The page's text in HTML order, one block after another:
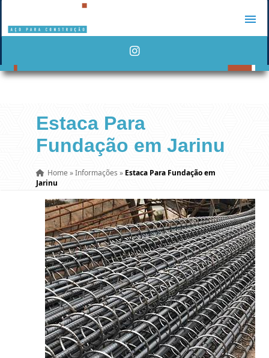
Estaca Para
Fundação em Jarinu
Home »Informações » Estaca Para Fundação em
Jarinu